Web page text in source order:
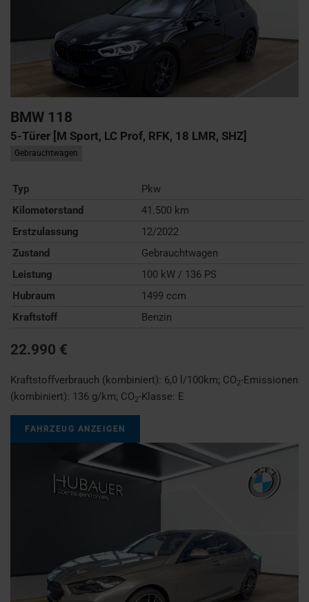
BMW 118
5-Türer [M Sport, LC Prof, RFK, 18 LMR, SHZ]
Gebrauchtwagen
Typ
Pkw
Kilometerstand
41.500 km
Erstzulassung
12/2022
Zustand
Gebrauchtwagen
Leistung
100 kW / 136 PS
Hubraum
1499 ccm
Kraftstoff
Benzin
22.990 €
Kraftstoffverbrauch (kombiniert): 6,0 l/100km; CO2-Emissionen
(kombiniert): 136 g/km; CO2-Klasse: E
FAHRZEUG ANZEIGEN